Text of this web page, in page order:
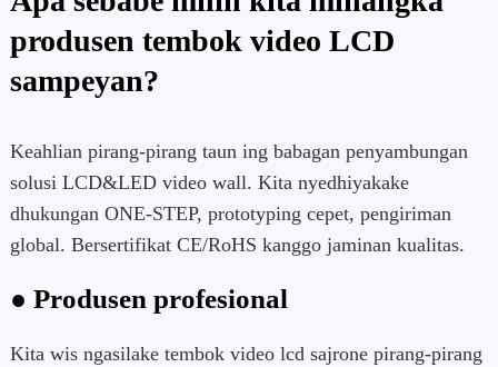
produsen tembok video LCD
sampeyan?
Keahlian pirang-pirang taun ing babagan penyambungan
solusi LCD&LED video wall. Kita nyedhiyakake
dhukungan ONE-STEP, prototyping cepet, pengiriman
global. Bersertifikat CE/RoHS kanggo jaminan kualitas.
● Produsen profesional
Kita wis ngasilake tembok video lcd sajrone pirang-pirang